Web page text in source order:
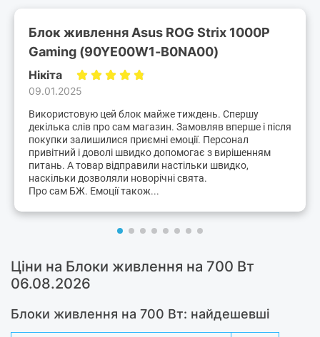
Блок живлення Asus ROG Strix 1000P
Gaming (90YE00W1-B0NA00)
Нікіта
09.01.2025
Використовую цей блок майже тиждень. Спершу
декілька слів про сам магазин. Замовляв вперше і після
покупки залишилися приємні емоції. Персонал
привітний і доволі швидко допомогає з вирішенням
питань. А товар відправили настільки швидко,
наскільки дозволяли новорічні свята.
Про сам БЖ. Емоції також...
Ціни на Блоки живлення на 700 Вт
06.08.2026
Блоки живлення на 700 Вт: найдешевші